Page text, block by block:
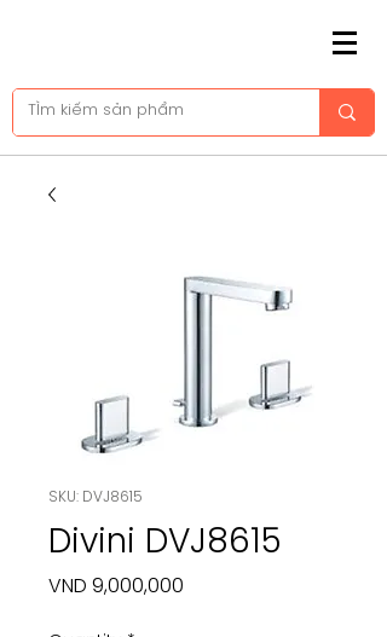
SKU: DVJ8615
Divini DVJ8615
VND 9,000,000